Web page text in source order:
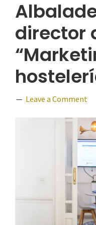
director
Leave a Comment